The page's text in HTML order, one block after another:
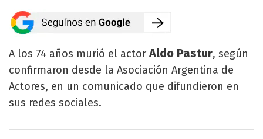
A los 74 años murió el actor Aldo Pastur, según
confirmaron desde la Asociación Argentina de
Actores, en un comunicado que difundieron en
sus redes sociales.